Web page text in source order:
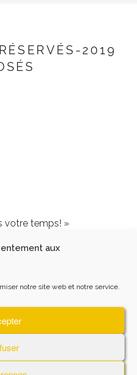
aux
notre site web et notre service.
2019
votre temps! »
Jonquières
propulsé par